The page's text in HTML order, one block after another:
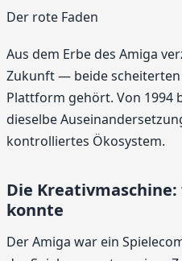
Der rote Faden
Aus dem Erbe des Amiga
Zukunft — beide scheiterten
Plattform gehört. Von 1994
dieselbe
kontrolliertes Ökosystem.
Die
konnte
Der Amiga war ein